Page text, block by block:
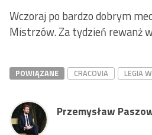
Wczoraj po bardzo dobrym
Mistrzów. Za tydzień rewanż
POWIĄZANE CRACOVIA LEGIA
Przemysław